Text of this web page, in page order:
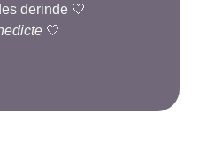
derinde 🤍
🤍